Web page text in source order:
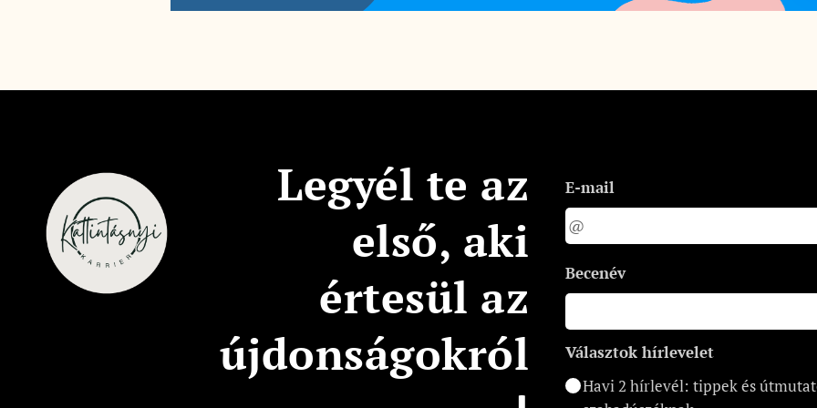
Legyél te az
első, aki
értesül az
újdonságokról
E-mail
Becenév
Választok hírlevelet
Havi 2 hírlevél: tippek és